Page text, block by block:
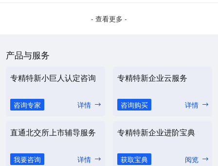
- 查看更多 -
产品与服务
专精特新小巨人认定咨询
咨询专家 详情
专精特新企业云服务
咨询购买 详情
直通北交所上市辅导服务
我要咨询 详情
专精特新企业进阶宝典
获取宝典 阅览